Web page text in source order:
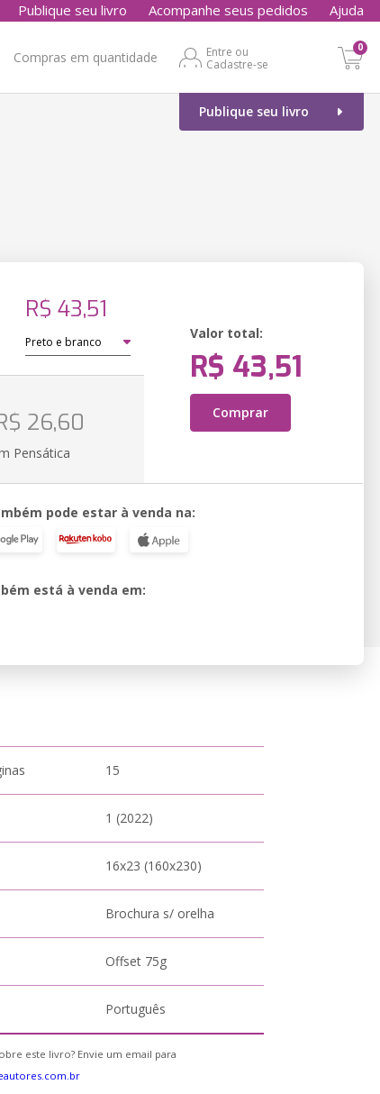
Publique seu livro Acompanhe seus pedidos Ajuda
Compras em quantidade
Entre ou
Cadastre-se
0
Publique seu livro
R$ 43,51
Valor total:
R$ 43,51
Comprar
26,60
Pensática
pode estar à venda na:
está à venda em:
15
1 (2022)
16x23 (160x230)
Brochura s/ orelha
Offset 75g
Português
este livro? Envie um email para